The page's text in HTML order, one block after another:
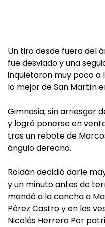
Un tiro desde fuera del
fue desviado y una
inquietaron muy poco a
lo mejor de San Martín
Gimnasia, sin arriesgar
y logró ponerse en
tras un rebote de
ángulo derecho.
Roldán decidió darle
y un minuto antes de
mandó a la cancha a
Pérez Castro y en los
Nicolás Herrera Por